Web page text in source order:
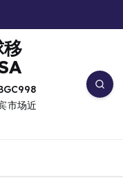
市场近